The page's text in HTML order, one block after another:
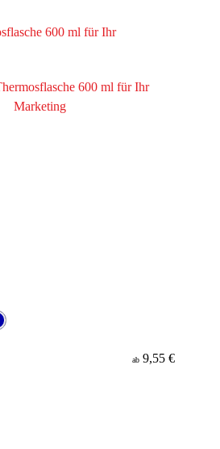
600 ml für Ihr
ab 9,55 €